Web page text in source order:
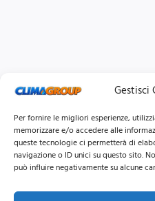
Gestisci
Per fornire le migliori esperienze,
memorizzare e/o accedere alle
queste tecnologie ci permetterà di
navigazione o ID unici su questo sito.
può influire negativamente su alcune